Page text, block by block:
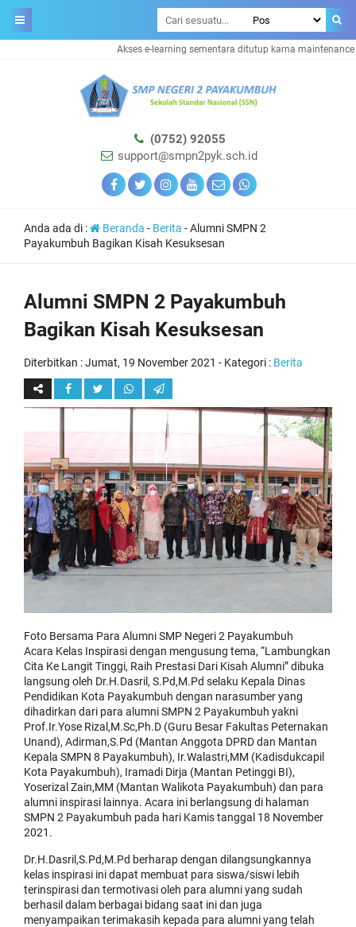
Akses e-learning sementara ditutup karna maintenance
(0752) 92055
support@smpn2pyk.sch.id
Anda ada di : Beranda - Berita -Alumni SMPN 2
Payakumbuh Bagikan Kisah Kesuksesan
Alumni SMPN 2 Payakumbuh
Bagikan Kisah Kesuksesan
Diterbitkan :Jumat, 19 November 2021 - Kategori : Berita
Foto Bersama Para Alumni SMP Negeri 2 Payakumbuh
Acara Kelas Inspirasi dengan mengusung tema, “Lambungkan
Cita Ke Langit Tinggi, Raih Prestasi Dari Kisah Alumni” dibuka
langsung oleh Dr.H.Dasril, S.Pd,M.Pd selaku Kepala Dinas
Pendidikan Kota Payakumbuh dengan narasumber yang
dihadirkan dari para alumni SMPN 2 Payakumbuh yakni
Prof.Ir.Yose Rizal,M.Sc,Ph.D (Guru Besar Fakultas Peternakan
Unand), Adirman,S.Pd (Mantan Anggota DPRD dan Mantan
Kepala SMPN 8 Payakumbuh), Ir.Walastri,MM (Kadisdukcapil
Kota Payakumbuh), Iramadi Dirja (Mantan Petinggi BI),
Yoserizal Zain,MM (Mantan Walikota Payakumbuh) dan para
alumni inspirasi lainnya. Acara ini berlangsung di halaman
SMPN 2 Payakumbuh pada hari Kamis tanggal 18 November
2021.
Dr.H.Dasril,S.Pd,M.Pd berharap dengan dilangsungkannya
kelas inspirasi ini dapat membuat para siswa/siswi lebih
terinspirasi dan termotivasi oleh para alumni yang sudah
berhasil dalam berbagai bidang saat ini dan juga
menyampaikan terimakasih kepada para alumni yang telah